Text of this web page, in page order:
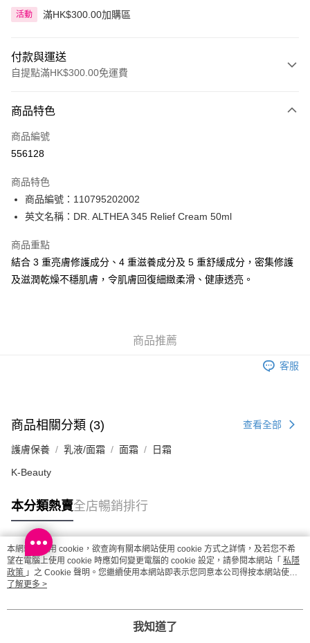
活動 滿HK$300.00加購區
付款與運送
自提點滿HK$300.00免運費
信用卡
Apple Pay
PayMe
WeChat Pay
BoC Pay
送貨方式
順豐站及營業點 - 確認發貨後1-3個工作天送達
每筆HK$65.00，滿HK$300.00或以上免運費
(香港門市) 只顯示可選門市。確認發貨後2-5個工作天到店，3天內
取。逾期會取消訂單，並不會安排重寄
(澳門門市) 只顯示可選門市。確認發貨後2-5個工作天到店，3天內
取。逾期會取消訂單，並不會安排重寄
每筆HK$20.00，滿HK$100.00或以上免運費
澳門地區配送 - 確認發貨後1-4個工作天送達 運費表
商品特色
商品編號
556128
商品特色
商品編號：110795202002
英文名稱：DR. ALTHEA 345 Relief Cream 50ml
商品重點
結合 3 重亮膚修護成分、4 重滋養成分及 5 重舒緩成分，密集修護
及滋潤乾燥不穩肌膚，令肌膚回復細緻柔滑、健康透亮。
商品推薦
客服
商品相關分類 (3) 查看全部
護膚保養 乳液/面霜 面霜 日霜
K-Beauty
本分類熱賣全店暢銷排行
熱門標籤
熱銷排行
本網站中使用 cookie，欲查詢有關本網站使用 cookie 方式之詳情，及若您不希
望在電腦上使用 cookie 時應如何變更電腦的 cookie 設定，請參閱本網站「 私隱
政策 」之 Cookie 聲明。您繼續使用本網站即表示您同意本公司得按本網站使用
條款之 Cookie 聲明使用 cookie。
了解更多 >
我知道了